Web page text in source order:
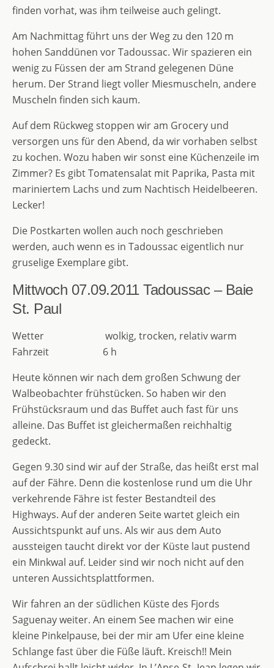
finden vorhat, was ihm teilweise auch gelingt.
Am Nachmittag führt uns der Weg zu den 120 m
hohen Sanddünen vor Tadoussac. Wir spazieren ein
wenig zu Füssen der am Strand gelegenen Düne
herum. Der Strand liegt voller Miesmuscheln, andere
Muscheln finden sich kaum.
Auf dem Rückweg stoppen wir am Grocery und
versorgen uns für den Abend, da wir vorhaben selbst
zu kochen. Wozu haben wir sonst eine Küchenzeile im
Zimmer? Es gibt Tomatensalat mit Paprika, Pasta mit
mariniertem Lachs und zum Nachtisch Heidelbeeren.
Lecker!
Die Postkarten wollen auch noch geschrieben
werden, auch wenn es in Tadoussac eigentlich nur
gruselige Exemplare gibt.
Mittwoch 07.09.2011Tadoussac – Baie
St. Paul
Wetter wolkig, trocken, relativ warm
Fahrzeit 6 h
Heute können wir nach dem großen Schwung der
Walbeobachter frühstücken. So haben wir den
Frühstücksraum und das Buffet auch fast für uns
alleine. Das Buffet ist gleichermaßen reichhaltig
gedeckt.
Gegen 9.30 sind wir auf der Straße, das heißt erst mal
auf der Fähre. Denn die kostenlose rund um die Uhr
verkehrende Fähre ist fester Bestandteil des
Highways. Auf der anderen Seite wartet gleich ein
Aussichtspunkt auf uns. Als wir aus dem Auto
aussteigen taucht direkt vor der Küste laut pustend
ein Minkwal auf. Leider sind wir noch nicht auf den
unteren Aussichtsplattformen.
Wir fahren an der südlichen Küste des Fjords
Saguenay weiter. An einem See machen wir eine
kleine Pinkelpause, bei der mir am Ufer eine kleine
Schlange fast über die Füße läuft. Kreisch!! Mein